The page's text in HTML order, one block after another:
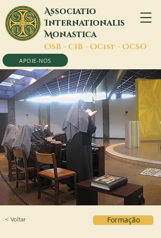
Associatio
Internationalis
Monastica
OSB - CIB - OCist - OCSO
APOIE-NOS
< Voltar Formação